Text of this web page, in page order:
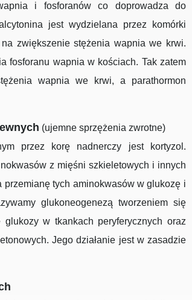
i fosforanów co doprowadza do
jest wydzielana przez komórki
zwiększenie stężenia wapnia we krwi.
fosforanu wapnia w kościach. Tak zatem
wapnia we krwi, a parathormon
(ujemne sprzężenia zwrotne)
przez korę nadnerczy jest kortyzol.
z mięśni szkieletowych i innych
tych aminokwasów w glukozę i
glukoneogenezą tworzeniem się
w tkankach peryferycznych oraz
Jego działanie jest w zasadzie